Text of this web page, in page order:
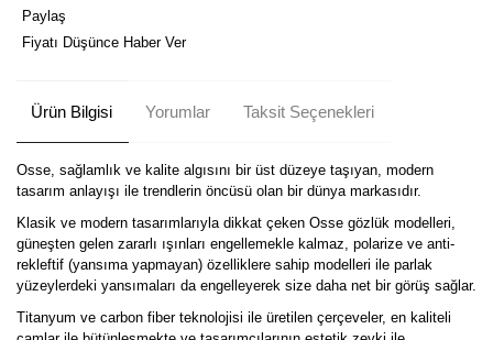
Paylaş
Fiyatı Düşünce Haber Ver
Ürün Bilgisi Yorumlar Taksit Seçenekleri
Osse, sağlamlık ve kalite algısını bir üst düzeye taşıyan, modern
tasarım anlayışı ile trendlerin öncüsü olan bir dünya markasıdır.
Klasik ve modern tasarımlarıyla dikkat çeken Osse gözlük modelleri,
güneşten gelen zararlı ışınları engellemekle kalmaz, polarize ve anti-
rekleftif (yansıma yapmayan) özelliklere sahip modelleri ile parlak
yüzeylerdeki yansımaları da engelleyerek size daha net bir görüş sağlar.
Titanyum ve carbon fiber teknolojisi ile üretilen çerçeveler, en kaliteli